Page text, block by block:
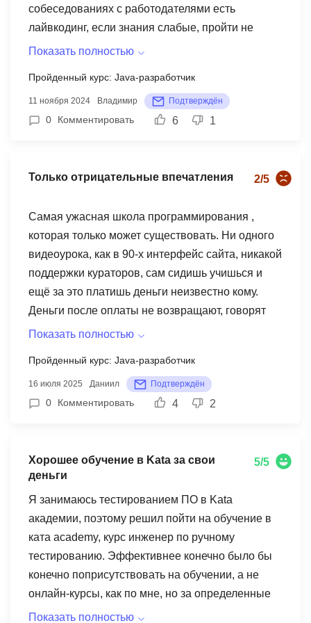
вообще, но сильно не вникал, так что можно
сказать учился с нуля. Курс занял 9 месяцев, в
руки.
собеседованиях с работодателями есть
лайвкодинг, если знания слабые, пройти не
получится, поэтому подготовка сильная. Ката
только после выхода на работу - соответствнно
школе важно тебя устроить с высокой
зарплатой, они напрямую заинтересованы в
почти в два раза больше, соответственно и
фиксированный процент от зп раз в месяц.
Показать полностью
Пройденный курс: Java-разработчик
11 ноября 2024 Владимир Подтверждён
0 Комментировать 6 1
Только отрицательные впечатления 2/5
Самая ужасная школа программирования ,
которая только может существовать. Ни одного
видеоурока, как в 90-х интерфейс сайта, никакой
поддержки кураторов, сам сидишь учишься и
ещё за это платишь деньги неизвестно кому.
Деньги после оплаты не возвращают, говорят
сроки прошли. Задания уровня продвинутого
Если хотите выбросить просто так свои деньги
на ветер - идите в Ката Академия
Показать полностью
Пройденный курс: Java-разработчик
16 июля 2025 Даниил Подтверждён
0 Комментировать 4 2
Хорошее обучение в Kata за свои
деньги
5/5
Я занимаюсь тестированием ПО в Kata
академии, поэтому решил пойти на обучение в
ката academy, курс инженер по ручному
тестированию. Эффективнее конечно было бы
конечно поприсутствовать на обучении, а не
онлайн-курсы, как по мне, но за определенные
деньги, можно нормально найти только онлайн
Показать полностью